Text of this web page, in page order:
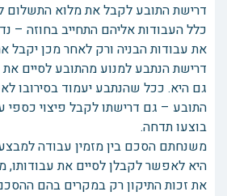
דרישת התובע לקבל את מלוא התשלום
כלל העבודות אליהם התחייב בחוזה –
את עבודות הבניה ורק לאחר מכן יקבל
דרישת הנתבע למנוע מהתובע לסיים את
גם היא. ככל שהנתבע יעמוד בסירובו
התובע – גם דרישתו לקבל פיצוי כספי
בוצעו תדחה.
משנחתם הסכם בין מזמין עבודה
היא לאפשר לקבלן לסיים את
את זכות התיקון רק במקרים בהם